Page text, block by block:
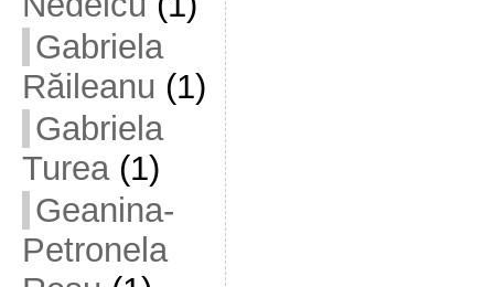
Gabriela
Răileanu (1)
Gabriela
Turea(1)
Geanina-
Petronela